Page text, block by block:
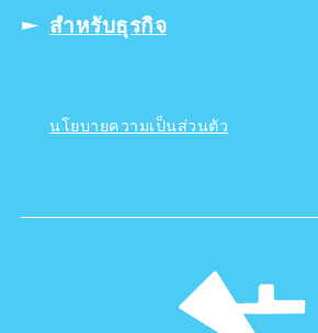
สำหรับธุรกิจ
นโยบายความเป็นส่วนตัว